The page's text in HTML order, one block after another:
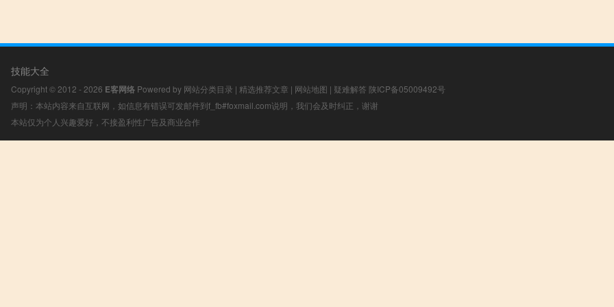
技能大全
Copyright © 2012 - 2026 E客网络 Powered by 网站分类目录 | 精选推荐文章 | 网站地图 | 疑难解答 陕ICP备05009492号
声明：本站内容来自互联网，如信息有错误可发邮件到f_fb#foxmail.com说明，我们会及时纠正，谢谢
本站仅为个人兴趣爱好，不接盈利性广告及商业合作